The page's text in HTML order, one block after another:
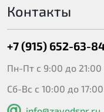
Контакты
+7 (915) 652-63-
Пн-Пт с 9:00 до 21:00
Сб-Вс с 10:00 до 17:00